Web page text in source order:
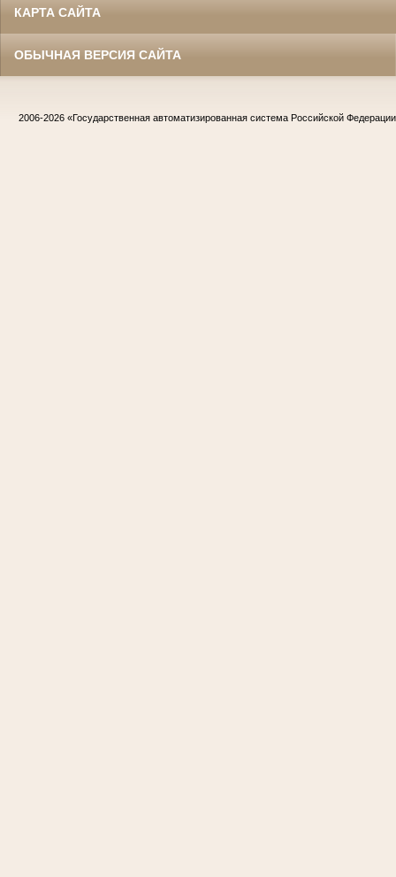
КАРТА САЙТА
ОБЫЧНАЯ ВЕРСИЯ САЙТА
2006-2026 «Государственная автоматизированная система Российской